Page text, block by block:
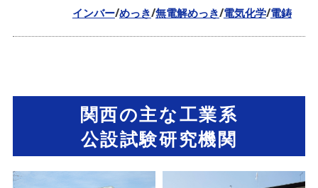
インバー めっき 無電解めっき 電気化学 電鋳
関西の主な工業系
公設試験研究機関